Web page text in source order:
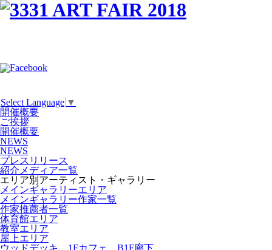
Select Language ▼
開催概要
ご挨拶
開催概要
NEWS
NEWS
プレスリリース
紹介メディア一覧
エリア別アーティスト・ギャラリー
メインギャラリーエリア
メインギャラリー作家一覧
作家推薦者一覧
体育館エリア
教室エリア
屋上エリア